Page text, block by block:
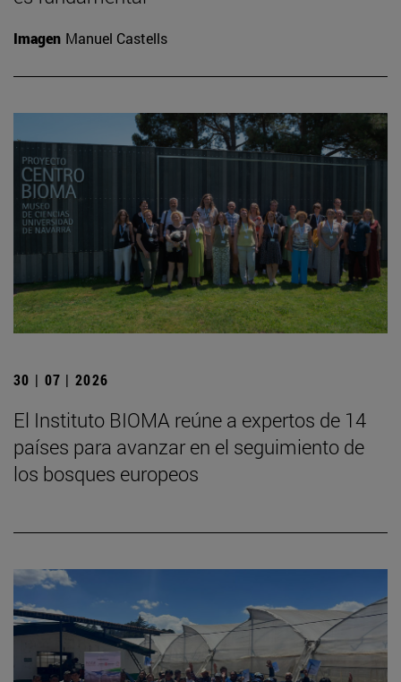
Imagen Manuel Castells
30 | 07 | 2026
El Instituto BIOMA reúne a expertos de 14
países para avanzar en el seguimiento de
los bosques europeos